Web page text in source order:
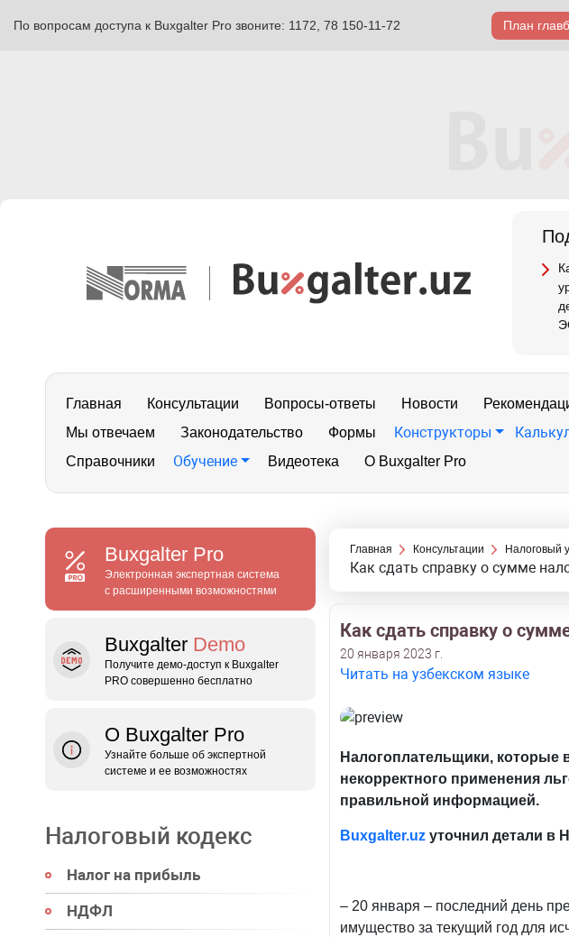
По вопросам доступа к Buxgalter Pro звоните: 1172, 78 150-11-72 План
Главная Консультации Вопросы-ответы Новости
Мы отвечаем
Законодательство Формы Конструкторы
Справочники Обучение Видеотека О Buxgalter Pro
Buxgalter Pro
Электронная экспертная система
с расширенными возможностями
Buxgalter Demo
Получите демо‑доступ к Buxgalter
PRO совершенно бесплатно
О Buxgalter Pro
Узнайте больше об экспертной
системе и ее возможностях
Налоговый кодекс
Налог на прибыль
НДФЛ
Главная Консультации Налоговый
Как сдать справку о сумме
Как сдать справку о
20 января 2023 г.
Читать на узбекском языке
Налогоплательщики, которые
некорректного применения
правильной информацией.
Buxgalter.uz уточнил детали в
– 20 января – последний день
имущество за текущий год для